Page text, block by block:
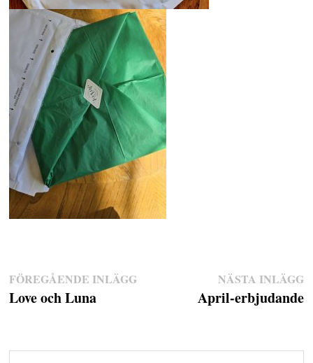
Inläggsnavigering
FÖREGÅENDE INLÄGGFöregående
Love och Luna
NÄSTA INLÄGG
April-erbjudande